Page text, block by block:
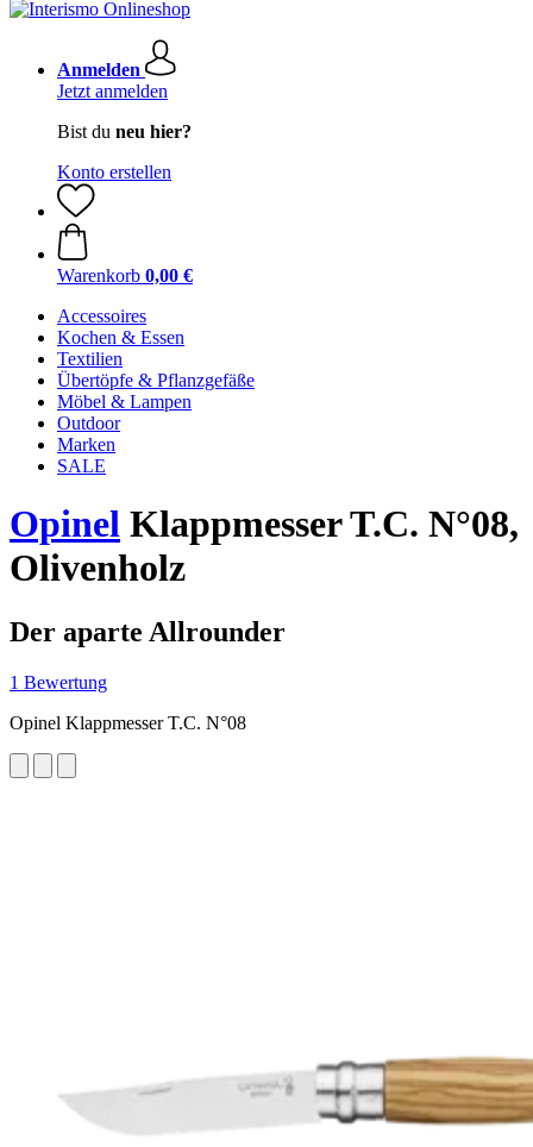
Anmelden
Jetzt anmelden
Bist du neu hier?
Konto erstellen
Warenkorb 0,00 €
Accessoires
Kochen & Essen
Textilien
Übertöpfe & Pflanzgefäße
Möbel & Lampen
Outdoor
Marken
SALE
Opinel Klappmesser T.C. N°08,
Olivenholz
Der aparte Allrounder
1 Bewertung
Opinel Klappmesser T.C. N°08